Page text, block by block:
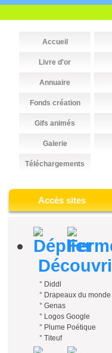
Accueil
Livre d'or
Annuaire
Fonds création
Gifs animés
Galerie
Téléchargements
Accès sites
° Diddl
° Drapeaux du monde
° Genas
° Logos Google
° Plume Poétique
° Titeuf